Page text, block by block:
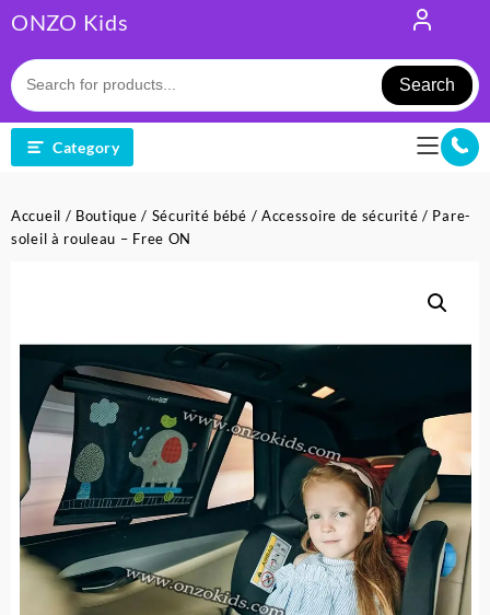
to
content
ONZO Kids
Search
Category
Accueil / Boutique / Sécurité bébé / Accessoire de sécurité / Pare-
soleil à rouleau – Free ON